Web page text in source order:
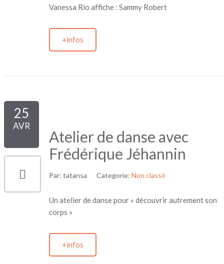
Vanessa Rio affiche : Sammy Robert
+infos
25
AVR
Atelier de danse avec
Frédérique Jéhannin
Par: tatansa Categorie: Non classé
Un atelier de danse pour « découvrir autrement son
corps »
+infos